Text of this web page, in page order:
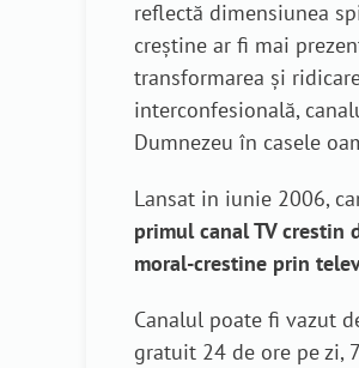
reflectă dimensiunea
creștine ar fi mai
transformarea și
interconfesională,
Dumnezeu în casele
Lansat in iunie 2006,
primul canal TV crestin
moral-crestine prin
Canalul poate fi vazut
gratuit 24 de ore pe zi,